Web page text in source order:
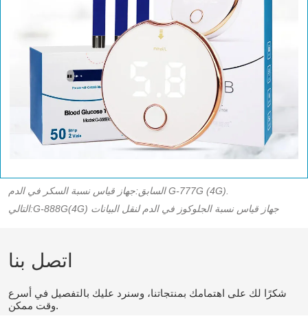
السابق:جهاز قياس نسبة السكر في الدم G-777G (4G).
التالي:
G-888G(4G) جهاز قياس نسبة الجلوكوز في الدم لنقل البيانات
اتصل بنا
شكرًا لك على اهتمامك بمنتجاتنا، وسنرد عليك بالتفصيل في أسرع
وقت ممكن.